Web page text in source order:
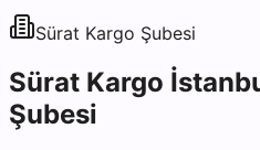
Sürat Kargo Şubesi
Sürat Kargo
Şubesi